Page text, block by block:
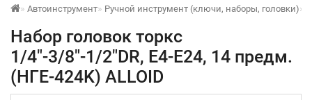
Автоинструмент Ручной инструмент (ключи, наборы, головки)
Набор головок торкс
1/4"-3/8"-1/2"DR, Е4-Е24, 14 предм.
(НГЕ-424K) ALLOID